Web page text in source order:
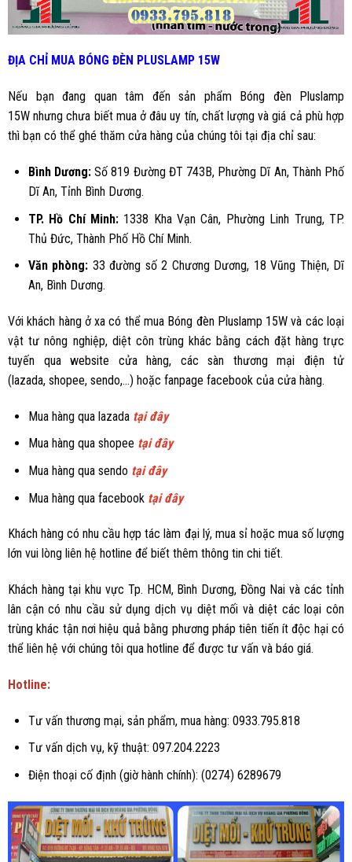
ĐỊA CHỈ MUA BÓNG ĐÈN PLUSLAMP 15W
Nếu bạn đang quan tâm đến sản phẩm
Bóng đèn Pluslamp
15W nhưng chưa biết mua ở đâu uy tín, chất lượng và giá cả phù hợp
thì bạn có thể ghé thăm cửa hàng của chúng tôi tại địa chỉ sau:
Bình Dương: Số 819 Đường ĐT 743B, Phường Dĩ An, Thành Phố
Dĩ An, Tỉnh Bình Dương.
TP. Hồ Chí Minh:1338 Kha Vạn Cân, Phường Linh Trung, TP.
Thủ Đức, Thành Phố Hồ Chí Minh.
Văn phòng: 33 đường số 2 Chương Dương, 18 Vũng Thiện, Dĩ
An, Bình Dương.
Với khách hàng ở xa có thể mua Bóng đèn Pluslamp 15W và các loại
vật tư nông nghiệp, diệt côn trùng khác bằng cách đặt hàng trực
tuyến qua website cửa hàng, các sàn thương mại điện tử
(lazada, shopee, sendo,...) hoặc fanpage facebook của cửa hàng.
Mua hàng qua lazada tại đây
Mua hàng qua shopee tại đây
Mua hàng qua sendo tại đây
Mua hàng qua facebook tại đây
Khách hàng có nhu cầu hợp tác làm đại lý, mua sỉ hoặc mua số lượng
lớn vui lòng liên hệ hotline để biết thêm thông tin chi tiết.
Khách hàng tại khu vực Tp. HCM, Bình Dương, Đồng Nai và các tỉnh
lân cận có nhu cầu sử dụng dịch vụ diệt mối và diệt các loại côn
trùng khác tận nơi hiệu quả bằng phương pháp tiên tiến ít độc hại có
thể liên hệ với chúng tôi qua hotline để được tư vấn và báo giá.
Hotline:
Tư vấn thương mại, sản phẩm, mua hàng: 0933.795.818
Tư vấn dịch vụ, kỹ thuật: 097.204.2223
Điện thoại cố định (giờ hành chính): (0274) 6289679